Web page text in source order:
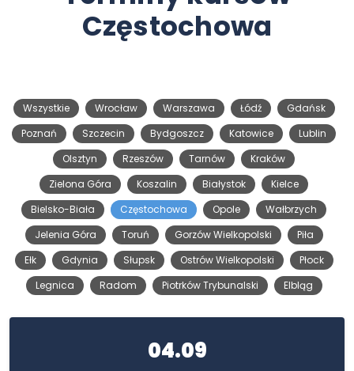
Częstochowa
Wszystkie Wrocław Warszawa Łódź
Gdańsk
Poznań
Szczecin Bydgoszcz Katowice
Lublin
Olsztyn
Rzeszów Tarnów
Kraków
Zielona Góra
Koszalin Białystok
Kielce
Bielsko-Biała
Częstochowa Opole
Wałbrzych
Jelenia Góra
Toruń Gorzów Wielkopolski
Piła
Ełk
Gdynia Słupsk Ostrów Wielkopolski
Płock
Legnica
Radom Piotrków Trybunalski Elbląg
04.09